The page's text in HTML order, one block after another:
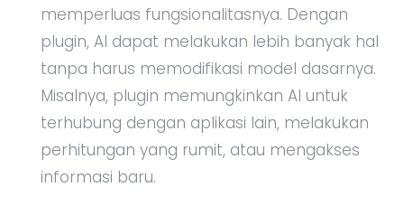
memperluas fungsionalitasnya. Dengan
plugin, AI dapat melakukan lebih banyak hal
tanpa harus memodifikasi model dasarnya.
Misalnya, plugin memungkinkan AI untuk
terhubung dengan aplikasi lain, melakukan
perhitungan yang rumit, atau mengakses
informasi baru.